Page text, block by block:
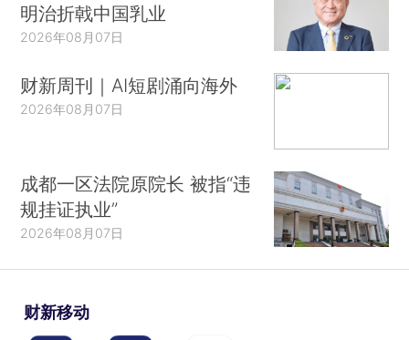
明治折戟中国乳业
2026年08月07日
财新周刊｜AI短剧涌向海外
2026年08月07日
成都一区法院原院长 被指“违
规挂证执业”
2026年08月07日
财新移动